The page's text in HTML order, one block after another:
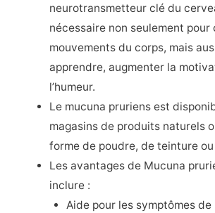
neurotransmetteur clé du
nécessaire non seulement pour
mouvements du corps, mais
apprendre, augmenter la
l’humeur.
Le mucuna pruriens est
magasins de produits naturels
forme de poudre, de teinture
Les avantages de Mucuna
inclure :
Aide pour les symptômes